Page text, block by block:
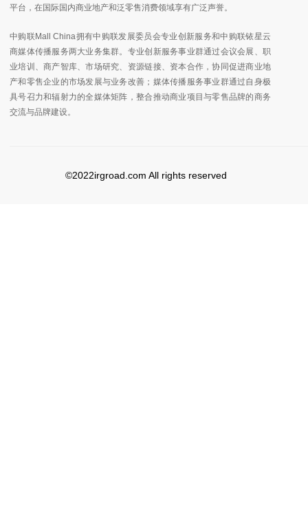
平台，在国际国内商业地产和泛零售消费领域享有广泛声誉。
中购联Mall China拥有中购联发展委员会专业创新服务和中购联铱星云
商媒体传播服务两大业务集群。专业创新服务事业群通过会议会展、职
业培训、商产智库、市场研究、资源链接、资本合作，协同促进商业地
产和零售企业的市场发展与业务改善；媒体传播服务事业群通过自身极
具号召力和辐射力的全媒体矩阵，整合推动商业项目与零售品牌的商务
交流与品牌建设。
©2022irgroad.com All rights reserved